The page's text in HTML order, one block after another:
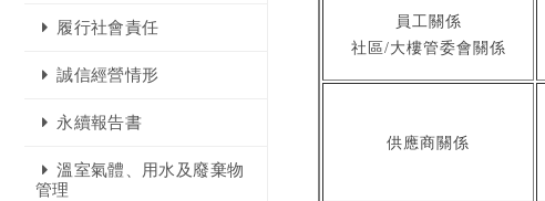
履行社會責任
誠信經營情形
永續報告書
溫室氣體、用水及廢棄物
管理
員工關係
社區/大樓管委會關係
供應商關係